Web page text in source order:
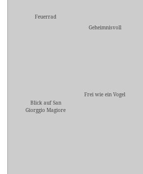
Feuerrad
Geheimnisvoll
Blick auf San
Giorggio Magiore
Frei wie ein Vogel